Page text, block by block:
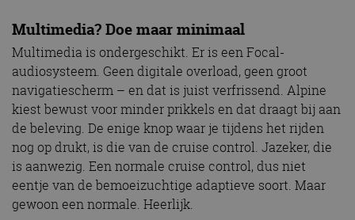
Multimedia? Doe maar minimaal
Multimedia is ondergeschikt. Er is een Focal-
audiosysteem. Geen digitale overload, geen groot
navigatiescherm – en dat is juist verfrissend. Alpine
kiest bewust voor minder prikkels en dat draagt bij aan
de beleving. De enige knop waar je tijdens het rijden
nog op drukt, is die van de cruise control. Jazeker, die
is aanwezig. Een normale cruise control, dus niet
eentje van de bemoeizuchtige adaptieve soort. Maar
gewoon een normale. Heerlijk.